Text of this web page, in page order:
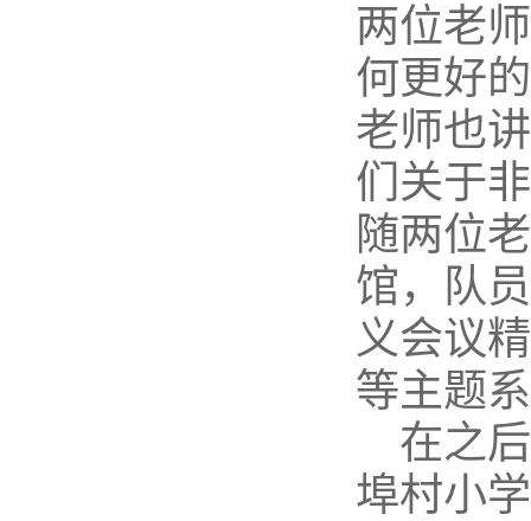
两位老
何更好
老师也
们关于
随两位
馆，队
义会议
等主题
在之
埠村小